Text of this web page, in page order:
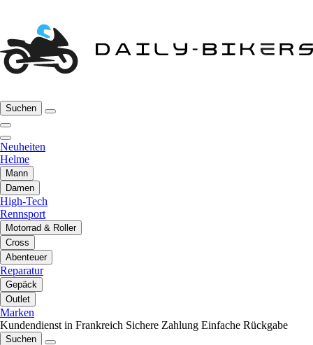
Suchen
Neuheiten
Helme
Mann
Damen
High-Tech
Rennsport
Motorrad & Roller
Cross
Abenteuer
Reparatur
Gepäck
Outlet
Marken
Kundendienst in Frankreich Sichere Zahlung Einfache Rückgabe
Suchen